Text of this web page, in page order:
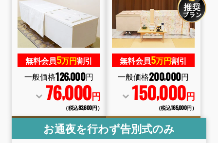
無料会員5万円割引
一般価格126,000円
76,000円
（税込83,600円）
無料会員5万円割引
一般価格200,000円
150,000円
（税込165,000円）
お通夜を行わず告別式のみ